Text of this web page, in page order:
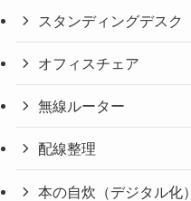
スタンディングデスク
オフィスチェア
無線ルーター
配線整理
本の自炊（デジタル化）